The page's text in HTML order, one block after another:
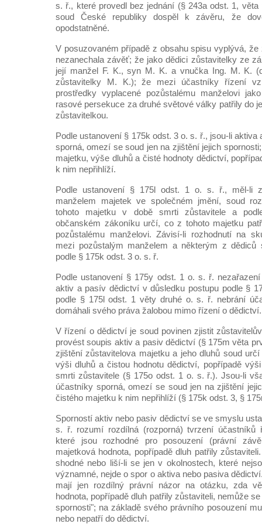
s. ř., které provedl bez jednání (§ 243a odst. 1,
soud České republiky dospěl k závěru, že
opodstatněné.
V posuzovaném případě z obsahu spisu vyplývá, že
nezanechala závěť; že jako dědici zůstavitelky ze
její manžel F. K., syn M. K. a vnučka Ing. M. K.
zůstavitelky M. K.); že mezi účastníky řízení
prostředky vyplacené pozůstalému manželovi
rasové persekuce za druhé světové války patřily do
zůstavitelkou.
Podle ustanovení § 175k odst. 3 o. s. ř., jsou-li
sporná, omezí se soud jen na zjištění jejich
majetku, výše dluhů a čisté hodnoty dědictví,
k nim nepřihlíží.
Podle ustanovení § 175l odst. 1 o. s. ř., měl-li
manželem majetek ve společném jmění, soud
tohoto majetku v době smrti zůstavitele a
občanském zákoníku určí, co z tohoto majetku
pozůstalému manželovi. Závisí-li rozhodnutí na
mezi pozůstalým manželem a některým z dědiců
podle § 175k odst. 3 o. s. ř.
Podle ustanovení § 175y odst. 1 o. s. ř.
aktiv a pasív dědictví v důsledku postupu podle §
podle § 175l odst. 1 věty druhé o. s. ř. nebrání
domáhali svého práva žalobou mimo řízení o dědictví.
V řízení o dědictví je soud povinen zjistit
provést soupis aktiv a pasiv dědictví (§ 175m věta
zjištění zůstavitelova majetku a jeho dluhů soud
výši dluhů a čistou hodnotu dědictví, popřípadě
smrti zůstavitele (§ 175o odst. 1 o. s. ř.). Jsou-li
účastníky sporná, omezí se soud jen na zjištění
čistého majetku k nim nepřihlíží (§ 175k odst. 3, §
Sporností aktiv nebo pasiv dědictví se ve smyslu
s. ř. rozumí rozdílná (rozporná) tvrzení účastníků
které jsou rozhodné pro posouzení (právní
majetková hodnota, popřípadě dluh patřily
shodné nebo liší-li se jen v okolnostech, které
významné, nejde o spor o aktiva nebo pasiva
mají jen rozdílný právní názor na otázku, zda
hodnota, popřípadě dluh patřily zůstaviteli, nemůže
spornosti"; na základě svého právního posouzení
nebo nepatří do dědictví.